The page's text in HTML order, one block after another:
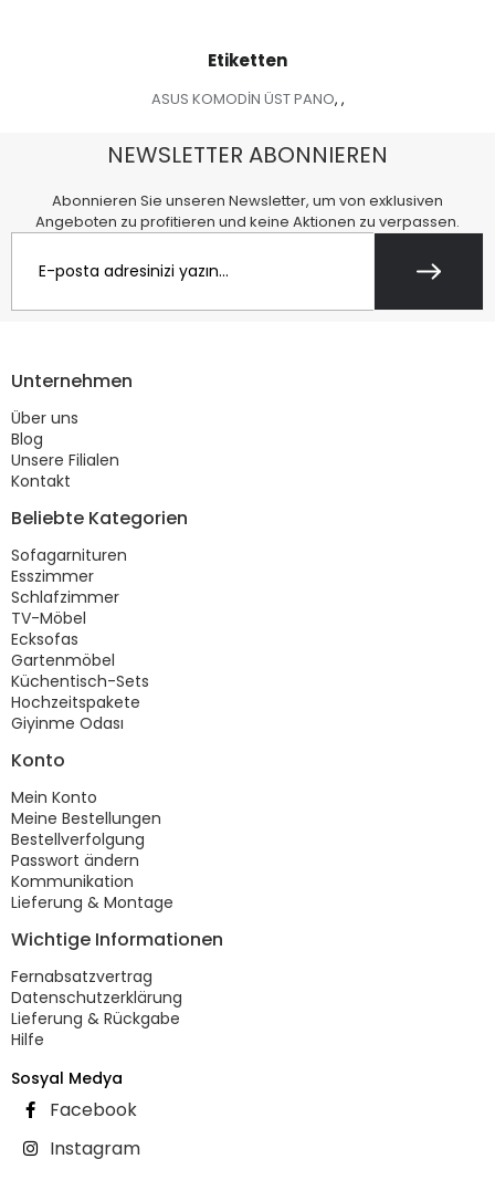
Etiketten
ASUS KOMODİN ÜST PANO, ,
NEWSLETTER ABONNIEREN
Abonnieren Sie unseren Newsletter, um von exklusiven
Angeboten zu profitieren und keine Aktionen zu verpassen.
Unternehmen
Über uns
Blog
Unsere Filialen
Kontakt
Beliebte Kategorien
Sofagarnituren
Esszimmer
Schlafzimmer
TV-Möbel
Ecksofas
Gartenmöbel
Küchentisch-Sets
Hochzeitspakete
Giyinme Odası
Konto
Mein Konto
Meine Bestellungen
Bestellverfolgung
Passwort ändern
Kommunikation
Lieferung & Montage
Wichtige Informationen
Fernabsatzvertrag
Datenschutzerklärung
Lieferung & Rückgabe
Hilfe
Sosyal Medya
Facebook
Instagram